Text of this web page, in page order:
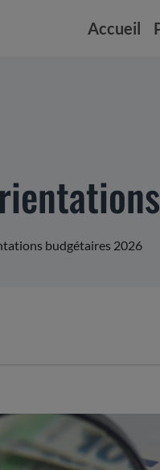
Accueil
budgétaires 2026